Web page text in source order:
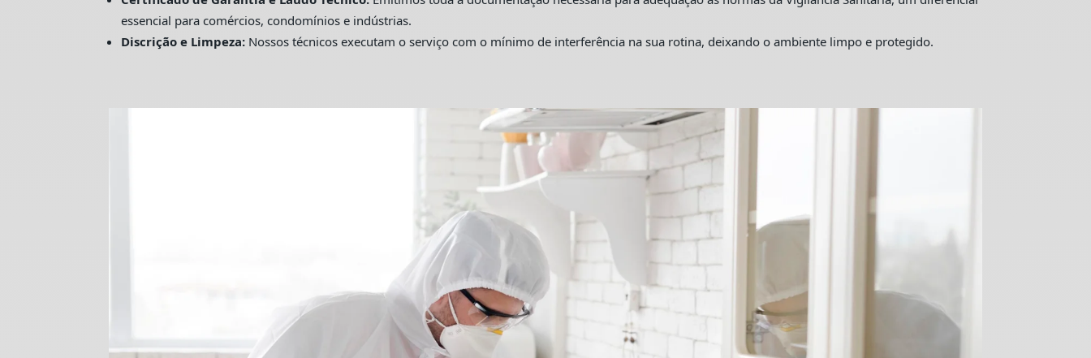
essencial para comércios, condomínios e indústrias.
Discrição e Limpeza: Nossos técnicos executam o serviço com o mínimo de interferência na sua rotina, deixando o ambiente limpo e protegido.